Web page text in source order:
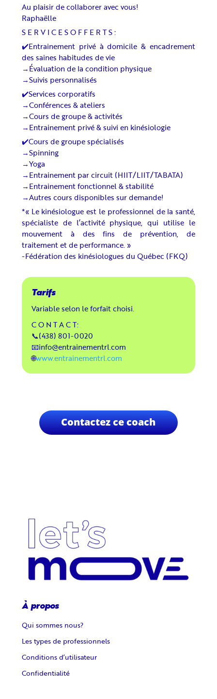
Au plaisir de collaborer avec vous!
Raphaëlle
S E R V I C E S O F F E R T S :
✔️Entrainement privé à domicile & encadrement
des saines habitudes de vie
→Évaluation de la condition physique
→Suivis personnalisés
✔️Services corporatifs
→Conférences & ateliers
→Cours de groupe & activités
→Entrainement privé & suivi en kinésiologie
✔️Cours de groupe spécialisés
→Spinning
→Yoga
→Entrainement par circuit (HIIT/LIIT/TABATA)
→Entrainement fonctionnel & stabilité
→Autres cours disponibles sur demande!
*« Le kinésiologue est le professionnel de la santé,
spécialiste de l’activité physique, qui utilise le
mouvement à des fins de prévention, de
traitement et de performance. »
-Fédération des kinésiologues du Québec (FKQ)
Variable selon le forfait choisi.
C O N T A C T:
📞(438) 801-0020
📧info@entrainementrl.com
🌐www.entrainementrl.com
Contactez ce coach
À propos
Qui sommes nous?
Les types de professionnels
Conditions d’utilisateur
Confidentialité